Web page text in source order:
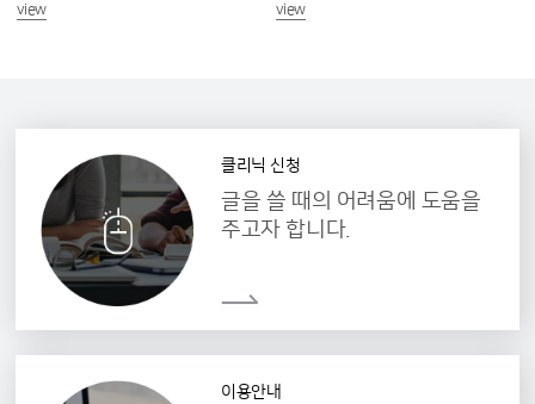
view view
클리닉 신청
글을 쓸 때의 어려움에 도움을
주고자 합니다.
이용안내